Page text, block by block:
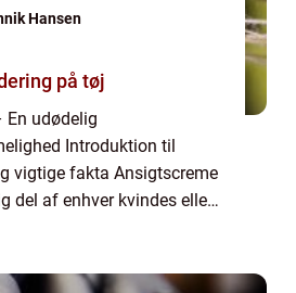
Hansen
på tøj
En udødelig
Introduktion til
vigtige fakta Ansigtscreme
del af enhver kvindes eller